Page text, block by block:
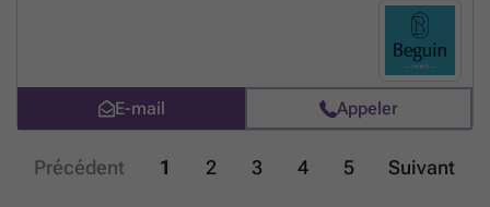
cabinet de groupe. Un potentiel énorme. Activité liée à l’enseignement
E-mail Appeler
Précédent 1 2 3 4 5 Suivant